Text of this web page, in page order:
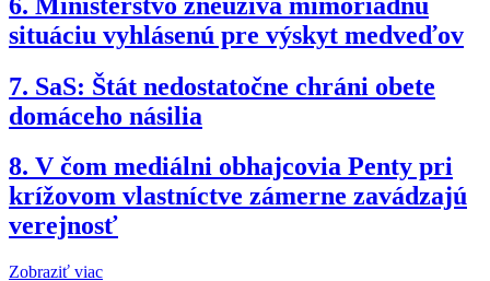
situáciu vyhlásenú pre výskyt medveďov
7. SaS: Štát nedostatočne chráni obete
domáceho násilia
8. V čom mediálni obhajcovia Penty pri
krížovom vlastníctve zámerne zavádzajú
verejnosť
Zobraziť viac